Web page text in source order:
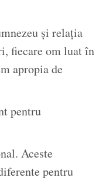
și relația
fiecare om luat în
apropia de
pentru
Aceste
pentru